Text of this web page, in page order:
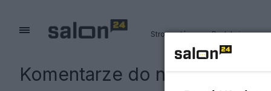
Strona główna Redakcja
Komentarze do notki: